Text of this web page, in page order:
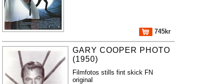
745kr
GARY COOPER PHOTO
(1950)
Filmfotos stills fint skick FN
original